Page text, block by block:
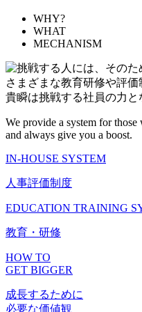
WHY?
WHAT
MECHANISM
さまざまな教育研修や評価
貴瞬は挑戦する社員の力と
We provide a system for
and always give you a boost.
IN-HOUSE SYSTEM
人事評価制度
EDUCATION TRAINING
教育・研修
HOW TO
GET BIGGER
成長するために
必要な価値観